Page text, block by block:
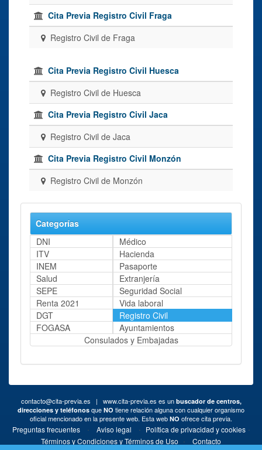
Cita Previa Registro Civil Fraga
Registro Civil de Fraga
Cita Previa Registro Civil Huesca
Registro Civil de Huesca
Cita Previa Registro Civil Jaca
Registro Civil de Jaca
Cita Previa Registro Civil Monzón
Registro Civil de Monzón
Categorías
DNI
Médico
ITV
Hacienda
INEM
Pasaporte
Salud
Extranjería
SEPE
Seguridad Social
Renta 2021
Vida laboral
DGT
Registro Civil
FOGASA
Ayuntamientos
Consulados y Embajadas
contacto@cita-previa.es | www.cita-previa.es es un buscador de centros,
direcciones y teléfonos que NO tiene relación alguna con cualquier organismo
oficial mencionado en la presente web. Esta web NO ofrece cita previa.
Preguntas frecuentes· Aviso legal · Política de privacidad y cookies·
Términos y Condiciones y Términos de Uso · Contacto